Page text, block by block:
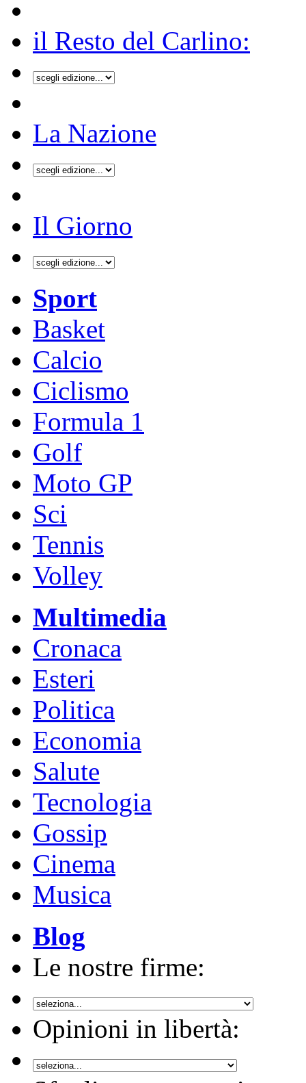
il Resto del Carlino:
La Nazione
Il Giorno
Sport
Basket
Calcio
Ciclismo
Formula 1
Golf
Moto GP
Sci
Tennis
Volley
Multimedia
Cronaca
Esteri
Politica
Economia
Salute
Tecnologia
Gossip
Cinema
Musica
Blog
Le nostre firme:
Opinioni in libertà: